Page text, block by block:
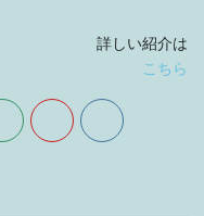
詳しい紹介は
こちら